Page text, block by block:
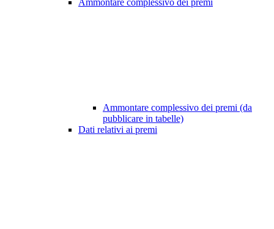
Ammontare complessivo dei premi
Ammontare complessivo dei premi (da
pubblicare in tabelle)
Dati relativi ai premi